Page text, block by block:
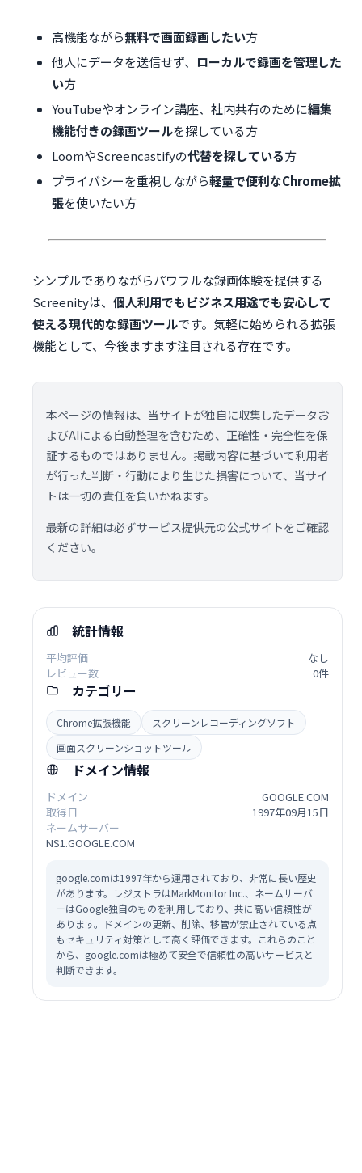
高機能ながら無料で画面録画したい方
他人にデータを送信せず、 ローカルで録画を管理した
い方
YouTubeやオンライン講座、社内共有のために編集
機能付きの録画ツールを探している方
LoomやScreencastifyの代替を探している方
プライバシーを重視しながら軽量で便利なChrome拡
張を使いたい方
シンプルでありながらパワフルな録画体験を提供する
Screenityは、 個人利用でもビジネス用途でも安心して
使える現代的な録画ツールです。気軽に始められる拡張
機能として、今後ますます注目される存在です。
本ページの情報は、当サイトが独自に収集したデータお
よびAIによる自動整理を含むため、正確性・完全性を保
証するものではありません。掲載内容に基づいて利用者
が行った判断・行動により生じた損害について、当サイ
トは一切の責任を負いかねます。
最新の詳細は必ずサービス提供元の公式サイトをご確認
ください。
統計情報
平均評価
なし
レビュー数
0件
カテゴリー
Chrome拡張機能
スクリーンレコーディングソフト
画面スクリーンショットツール
ドメイン情報
ドメイン
GOOGLE.COM
取得日
1997年09月15日
ネームサーバー
NS1.GOOGLE.COM
google.comは1997年から運用されており、非常に長い歴史
があります。レジストラはMarkMonitor Inc.、ネームサーバ
ーはGoogle独自のものを利用しており、共に高い信頼性が
あります。ドメインの更新、削除、移管が禁止されている点
もセキュリティ対策として高く評価できます。これらのこと
から、google.comは極めて安全で信頼性の高いサービスと
判断できます。